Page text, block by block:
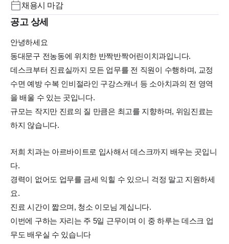
채용시 마감
공고 상세
안녕하세요
동대문구 전농동에 위치한 반짝반짝어린이치과입니다.
데스크부터 진료실까지 모든 업무를 전 직원이 수행하며, 교정
수면 예방 수복 인비절라인 구강스캐너 등 소아치과의 전 영역
을 배울 수 있는 곳입니다.
규모는 작지만 진료의 질 만큼은 최고를 지향하며, 위임진료는
하지 않습니다.
저희 치과는 아르바이트로 입사해서 데스크까지 배우는 곳입니
다.
경력이 없어도 업무를 금세 익힐 수 있으니 걱정 말고 지원하세
요.
진료 시간이 짧으며, 청소 이모님 계십니다.
이번에 구하는 자리는 주 5일 근무이며 이 중 하루는 데스크 업
무도 배우실 수 있습니다